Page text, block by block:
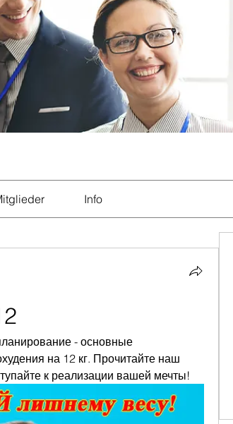
Info
- основные
на 12 кг. Прочитайте наш
к реализации вашей мечты!